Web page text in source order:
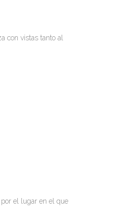
con vistas tanto al
el lugar en el que